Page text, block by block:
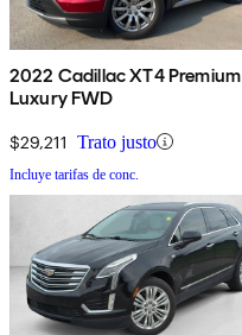
2022 Cadillac XT4 Premium
Luxury FWD
$29,211 Trato justo
Incluye tarifas de conc.